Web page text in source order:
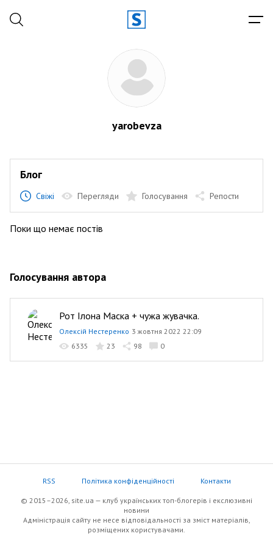
yarobevza
Блог
Свіжі Перегляди Голосування Репости
Поки що немає постів
Голосування автора
Рот Ілона Маска + чужа жувачка.
Олексій Нестеренко 3 жовтня 2022 22:09
6335
23 98 0
RSS Політика конфіденційності Контакти
© 2015–2026, site.ua — клуб українських топ-блогерів i екслюзивнi
новини
Адміністрація сайту не несе відповідальності за зміст матеріалів,
розміщених користувачами.